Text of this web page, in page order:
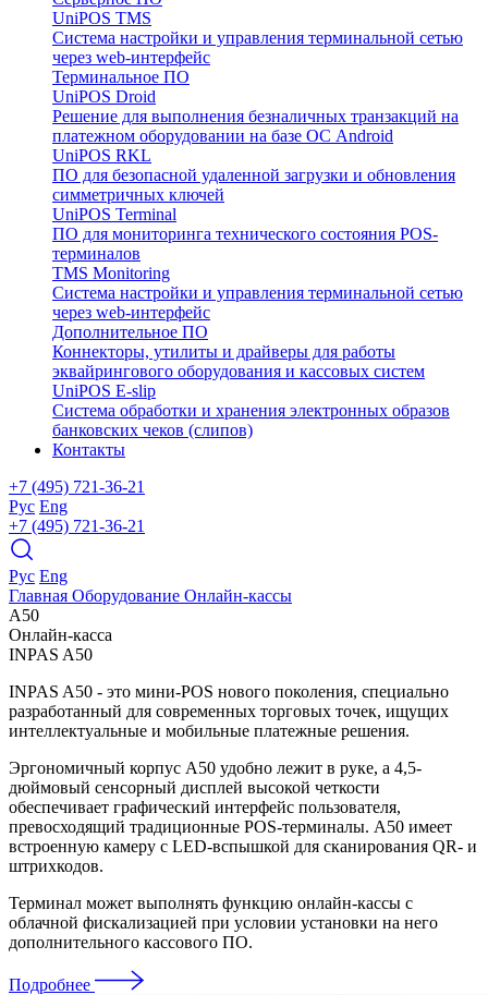
UniPOS TMS
Система настройки и управления терминальной сетью
через web-интерфейс
Терминальное ПО
UniPOS Droid
Решение для выполнения безналичных транзакций на
платежном оборудовании на базе ОС Android
UniPOS RKL
ПО для безопасной удаленной загрузки и обновления
симметричных ключей
UniPOS Terminal
ПО для мониторинга технического состояния POS-
терминалов
TMS Monitoring
Система настройки и управления терминальной сетью
через web-интерфейс
Дополнительное ПО
Коннекторы, утилиты и драйверы для работы
эквайрингового оборудования и кассовых систем
UniPOS E-slip
Система обработки и хранения электронных образов
банковских чеков (слипов)
Контакты
+7 (495) 721-36-21
Рус Eng
+7 (495) 721-36-21
Рус Eng
Главная Оборудование Онлайн-кассы
A50
Онлайн-касса
INPAS A50
INPAS A50 - это мини-POS нового поколения, специально
разработанный для современных торговых точек, ищущих
интеллектуальные и мобильные платежные решения.
Эргономичный корпус A50 удобно лежит в руке, а 4,5-
дюймовый сенсорный дисплей высокой четкости
обеспечивает графический интерфейс пользователя,
превосходящий традиционные POS-терминалы. A50 имеет
встроенную камеру с LED-вспышкой для сканирования QR- и
штрихкодов.
Терминал может выполнять функцию онлайн-кассы с
облачной фискализацией при условии установки на него
дополнительного кассового ПО.
Подробнее